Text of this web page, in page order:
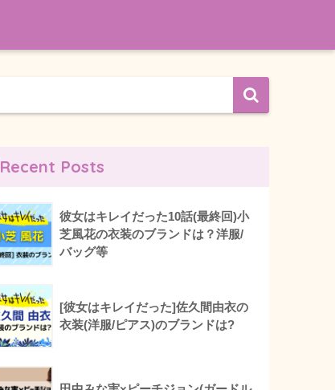
Recent Posts
彼女はキレイだった10話(最終回)小
芝風花の衣装のブランドは？洋服/
バッグ等
[彼女はキレイだった]佐久間由衣の
衣装(洋服/ピアス)のブランドは?